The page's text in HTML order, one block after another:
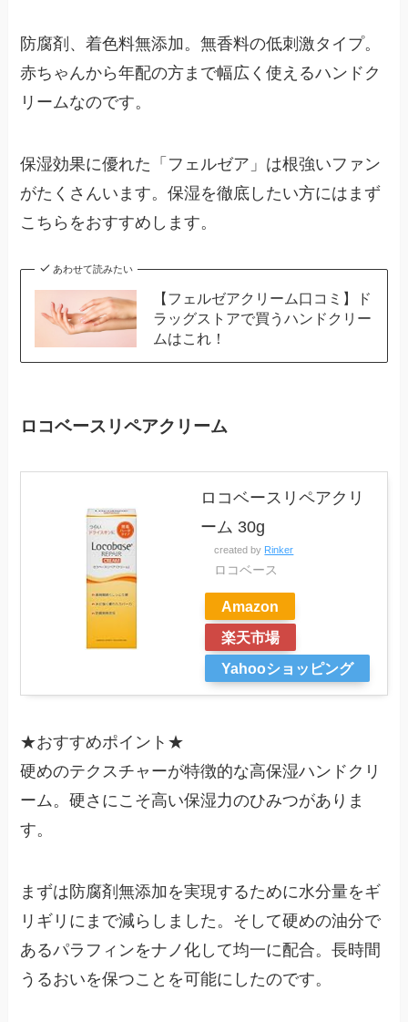
防腐剤、着色料無添加。無香料の低刺激タイプ。
赤ちゃんから年配の方まで幅広く使えるハンドク
リームなのです。
保湿効果に優れた「フェルゼア」は根強いファン
がたくさんいます。保湿を徹底したい方にはまず
こちらをおすすめします。
あわせて読みたい
【フェルゼアクリーム口コミ】ド
ラッグストアで買うハンドクリー
ムはこれ！
ロコベースリペアクリーム
ロコベースリペアクリ
ーム 30g
created by Rinker
ロコベース
Amazon
楽天市場
Yahooショッピング
★おすすめポイント ★
硬めのテクスチャーが特徴的な高保湿ハンドクリ
ーム。硬さにこそ高い保湿力のひみつがありま
す。
まずは防腐剤無添加を実現するために水分量をギ
リギリにまで減らしました。そして硬めの油分で
あるパラフィンをナノ化して均一に配合。長時間
うるおいを保つことを可能にしたのです。